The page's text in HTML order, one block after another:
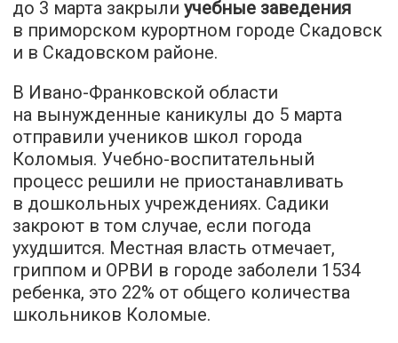
до 3 марта закрыли учебные заведения
в приморском курортном городе Скадовск
и в Скадовском районе.
В Ивано-Франковской области
на вынужденные каникулы до 5 марта
отправили учеников школ города
Коломыя. Учебно-воспитательный
процесс решили не приостанавливать
в дошкольных учреждениях. Садики
закроют в том случае, если погода
ухудшится. Местная власть отмечает,
гриппом и ОРВИ в городе заболели 1534
ребенка, это 22% от общего количества
школьников Коломые.